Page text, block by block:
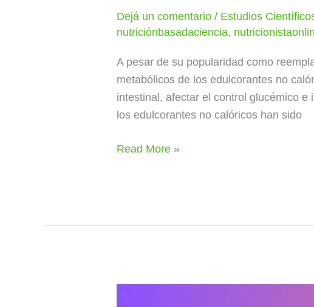
Dejá un comentario / Estudios
nutriciónbasadaciencia,
A pesar de su popularidad como
metabólicos de los edulcorantes no
intestinal, afectar el control glucémico
los edulcorantes no calóricos han sido
Read More »